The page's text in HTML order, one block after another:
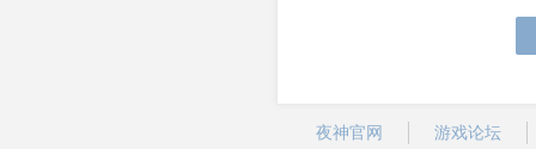
夜神官网 游戏论坛